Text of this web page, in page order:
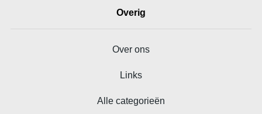
Overig
Over ons
Links
Alle categorieën